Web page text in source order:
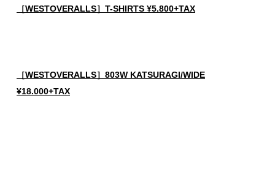
［WESTOVERALLS］T-SHIRTS ¥5.800+TAX
［WESTOVERALLS］803W KATSURAGI/WIDE
¥18.000+TAX